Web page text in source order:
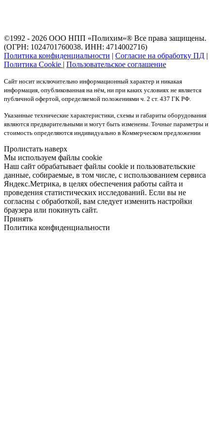
©1992 - 2026 ООО НПП «Полихим»® Все права защищены.
(ОГРН: 1024701760038. ИНН: 4714002716)
Политика конфиденциальности | Согласие на обработку ПД |
Политика Cookie | Пользовательское соглашение
Сайт носит исключительно информационный характер и никакая
информация, опубликованная на нём, ни при каких условиях не является
публичной офертой, определяемой положениями ч. 2 ст. 437 ГК РФ.
Указанные технические характеристики, схемы и габариты оборудования
являются предварительными и могут быть изменены. Точные параметры и
стоимость определяются индивидуально в Коммерческом предложении
Пролистать наверх
Мы используем файлы cookie
Наш сайт обрабатывает файлы cookie и пользовательские
данные, собираемые, в том числе, с использованием сервиса
Яндекс.Метрика, в целях обеспечения работы сайта и
проведения статистических исследований. Если вы не
согласны с обработкой, вам следует изменить настройки
браузера или покинуть сайт.
Принять
Политика конфиденциальности